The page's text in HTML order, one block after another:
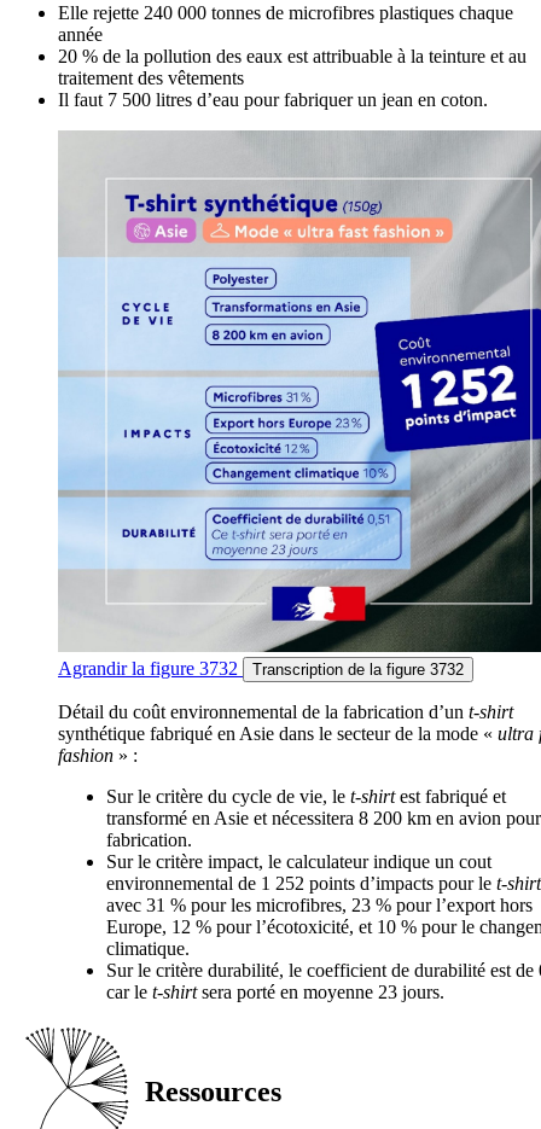
Elle rejette 240 000 tonnes de microfibres plastiques chaque
année
20 % de la pollution des eaux est attribuable à la teinture et au
traitement des vêtements
Il faut 7 500 litres d’eau pour fabriquer un jean en coton.
Agrandirla figure 3732 Transcription de la figure 3732
Détail du coût environnemental de la fabrication d’un t-shirt
synthétique fabriqué en Asie dans le secteur de la mode « ultra
fashion » :
Sur le critère du cycle de vie, le t-shirtest fabriqué et
transformé en Asie et nécessitera 8 200 km en avion
fabrication.
Sur le critère impact, le calculateur indique un cout
environnemental de 1 252 points d’impacts pour le t-shirt
avec 31 % pour les microfibres, 23 % pour l’export hors
Europe, 12 % pour l’écotoxicité, et 10 % pour le
climatique.
Sur le critère durabilité, le coefficient de durabilité est de
car le t-shirtsera porté en moyenne 23 jours.
Ressources